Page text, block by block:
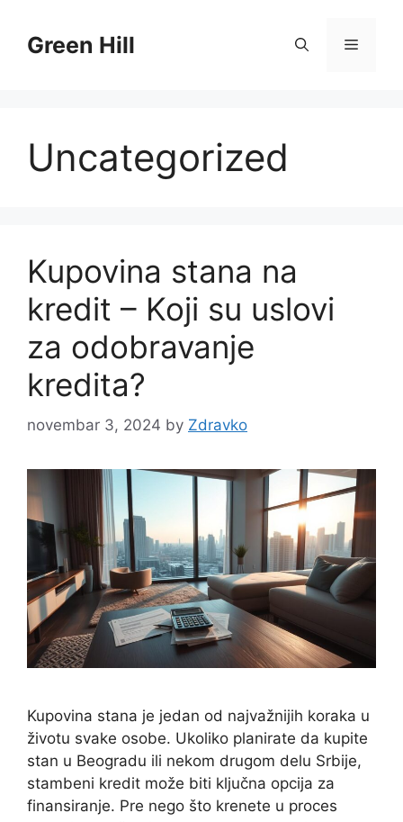
contentGreen Hill Menu
Uncategorized
Kupovina stana na
kredit – Koji su uslovi
za odobravanje
kredita?
novembar 3, 2024 by Zdravko
Kupovina stana je jedan od najvažnijih koraka u
životu svake osobe. Ukoliko planirate da kupite
stan u Beogradu ili nekom drugom delu Srbije,
stambeni kredit može biti ključna opcija za
finansiranje. Pre nego što krenete u proces